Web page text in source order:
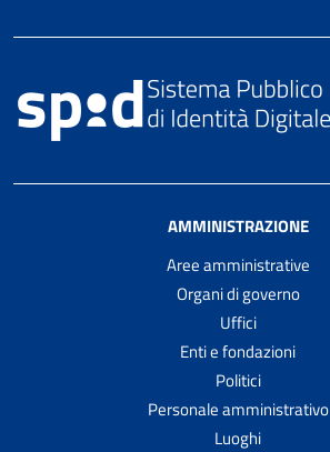
AMMINISTRAZIONE
Aree amministrative
Organi di governo
Uffici
Enti e fondazioni
Politici
Personale amministrativo
Luoghi